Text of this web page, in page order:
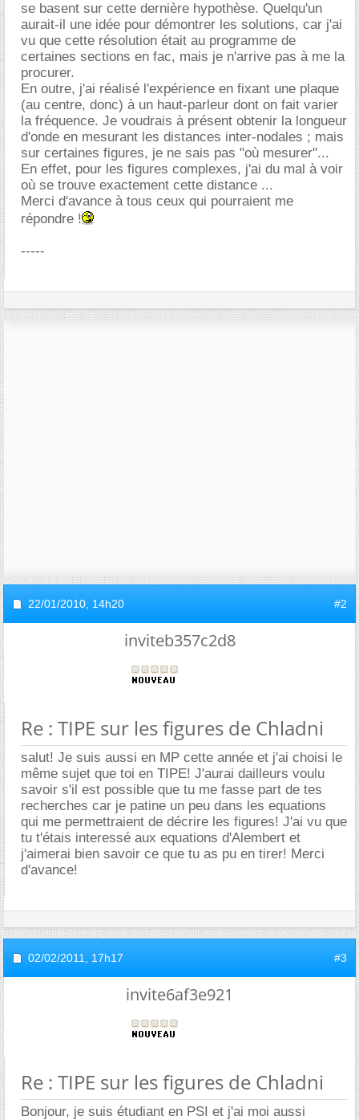
se basent sur cette dernière hypothèse. Quelqu'un
aurait-il une idée pour démontrer les solutions, car j'ai
vu que cette résolution était au programme de
certaines sections en fac, mais je n'arrive pas à me la
procurer.
En outre, j'ai réalisé l'expérience en fixant une plaque
(au centre, donc) à un haut-parleur dont on fait varier
la fréquence. Je voudrais à présent obtenir la longueur
d'onde en mesurant les distances inter-nodales ; mais
sur certaines figures, je ne sais pas "où mesurer"...
En effet, pour les figures complexes, j'ai du mal à voir
où se trouve exactement cette distance ...
Merci d'avance à tous ceux qui pourraient me
répondre !
-----
22/01/2010, 14h20 #2
inviteb357c2d8
Re : TIPE sur les figures de Chladni
salut! Je suis aussi en MP cette année et j'ai choisi le
même sujet que toi en TIPE! J'aurai dailleurs voulu
savoir s'il est possible que tu me fasse part de tes
recherches car je patine un peu dans les equations
qui me permettraient de décrire les figures! J'ai vu que
tu t'étais interessé aux equations d'Alembert et
j'aimerai bien savoir ce que tu as pu en tirer! Merci
d'avance!
02/02/2011, 17h17 #3
invite6af3e921
Re : TIPE sur les figures de Chladni
Bonjour, je suis étudiant en PSI et j'ai moi aussi